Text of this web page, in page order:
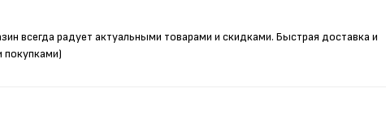
всегда радует актуальными товарами и скидками. Быстрая доставка и
покупками)